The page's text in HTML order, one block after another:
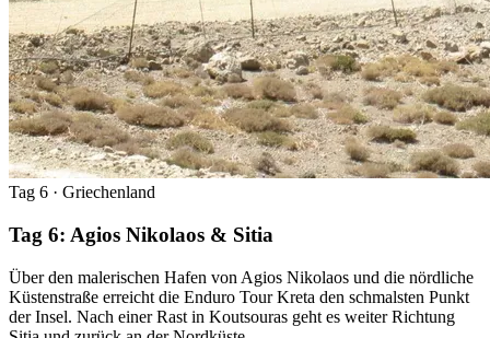
Tag 6 · Griechenland
Tag 6: Agios Nikolaos & Sitia
Über den malerischen Hafen von Agios Nikolaos und die nördliche
Küstenstraße erreicht die Enduro Tour Kreta den schmalsten Punkt
der Insel. Nach einer Rast in Koutsouras geht es weiter Richtung